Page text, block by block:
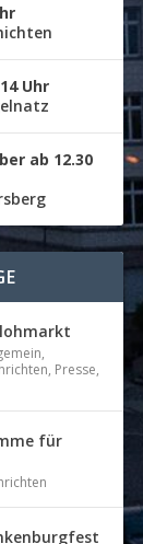
Uhr
ab 12.30
,
, Presse,
für